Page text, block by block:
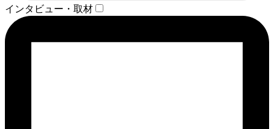
インタビュー・取材